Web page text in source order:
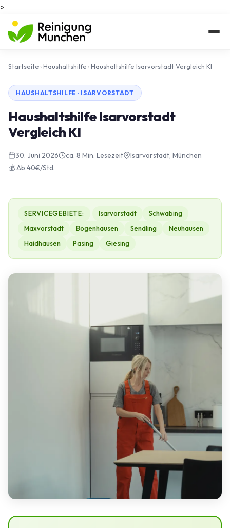
>
Startseite ›Haushaltshilfe ›Haushaltshilfe Isarvorstadt Vergleich KI
HAUSHALTSHILFE · ISARVORSTADT
Haushaltshilfe Isarvorstadt
Vergleich KI
30. Juni 2026 ca. 8 Min. Lesezeit
Isarvorstadt, München
💰 Ab 40€/Std.
SERVICEGEBIETE: Isarvorstadt
Schwabing
Maxvorstadt
Bogenhausen Sendling
Neuhausen
Haidhausen
Pasing Giesing